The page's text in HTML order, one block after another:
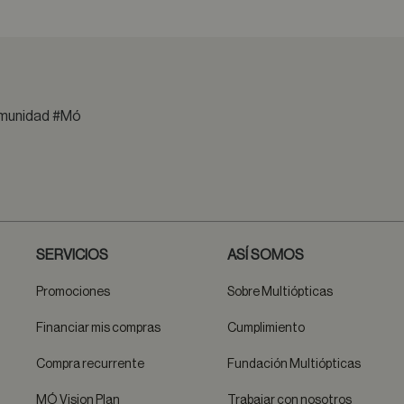
#Mó
SERVICIOS
Promociones
Financiar mis compras
Compra recurrente
MÓ Vision Plan
ASÍ SOMOS
Sobre Multiópticas
Cumplimiento
Fundación Multiópticas
Trabajar con nosotros